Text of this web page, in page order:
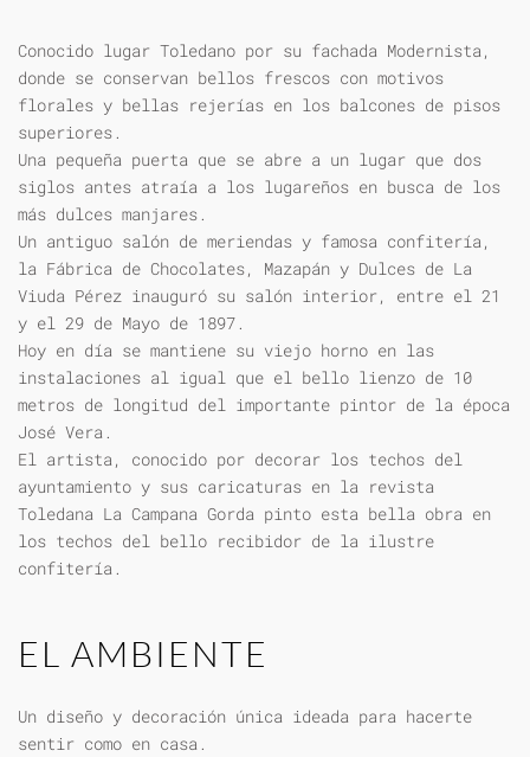
Conocido lugar Toledano por su fachada Modernista,
donde se conservan bellos frescos con motivos
florales y bellas rejerías en los balcones de pisos
superiores.
Una pequeña puerta que se abre a un lugar que dos
siglos antes atraía a los lugareños en busca de los
más dulces manjares.
Un antiguo salón de meriendas y famosa confitería,
la Fábrica de Chocolates, Mazapán y Dulces de La
Viuda Pérez inauguró su salón interior, entre el 21
y el 29 de Mayo de 1897.
Hoy en día se mantiene su viejo horno en las
instalaciones al igual que el bello lienzo de 10
metros de longitud del importante pintor de la época
José Vera.
El artista, conocido por decorar los techos del
ayuntamiento y sus caricaturas en la revista
Toledana La Campana Gorda pinto esta bella obra en
los techos del bello recibidor de la ilustre
confitería.
EL AMBIENTE
Un diseño y decoración única ideada para hacerte
sentir como en casa.